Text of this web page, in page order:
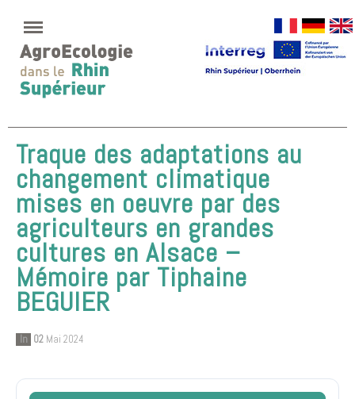
Traque des adaptations au
changement climatique
mises en oeuvre par des
agriculteurs en grandes
cultures en Alsace –
Mémoire par Tiphaine
BEGUIER
In 02 Mai 2024